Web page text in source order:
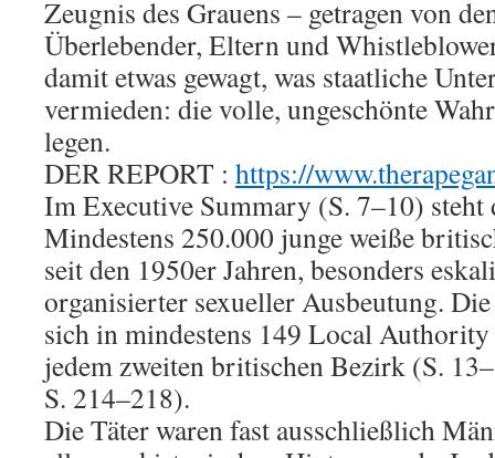
Zeugnis des Grauens – getragen von
Überlebender, Eltern und
damit etwas gewagt, was staatliche
vermieden: die volle, ungeschönte
legen.
DER REPORT : https://
Im Executive Summary (S. 7–10) steht
Mindestens 250.000 junge weiße
seit den 1950er Jahren, besonders
organisierter sexueller Ausbeutung.
sich in mindestens 149 Local
jedem zweiten britischen Bezirk (S.
S. 214–218).
Die Täter waren fast ausschließlich